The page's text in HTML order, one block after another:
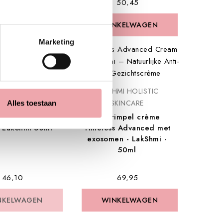
Marketing
Alles toestaan
€ 50,45
WINKELWAGEN
WINKELWAGEN
HOLISTIC
SKINCARE
protection
50ml
€ 46,10
LAKSHMI HOLISTIC
SKINCARE
Anti rimpel crème
Timeless Advanced met
exosomen - LakShmi -
50ml
€ 69,95
WINKELWAGEN
WINKELWAGEN